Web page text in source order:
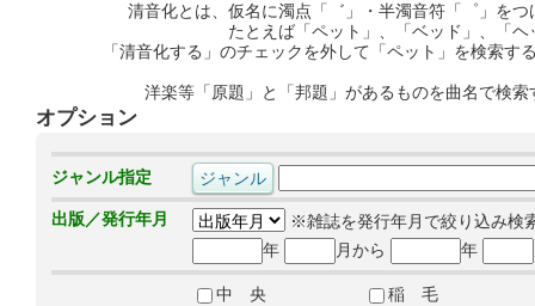
清音化とは、仮名に濁点「゛」・半濁音符「゜」を
たとえば「ペット」、「ベッド」、「
「清音化する」のチェックを外して「ペット」を検索
洋楽等「原題」と「邦題」があるものを曲名で検
オプション
ジャンル指定
出版／発行年月
※雑誌を発行年月で絞り込み検
年
月から 年
中 央
稲 毛